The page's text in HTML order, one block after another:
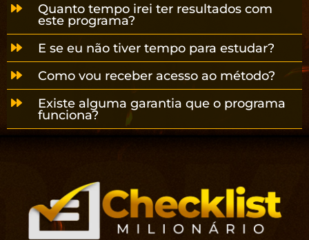
Quanto tempo irei ter resultados com
este programa?
E se eu não tiver tempo para estudar?
Como vou receber acesso ao método?
Existe alguma garantia que o programa
funciona?